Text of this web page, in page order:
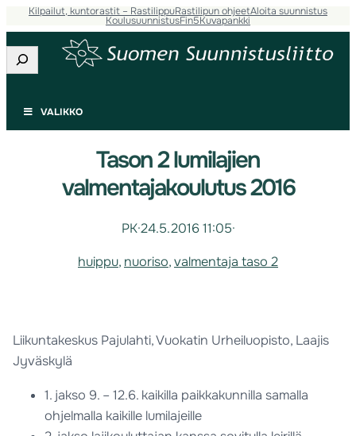
Kilpailut, kuntorastit – RastilippuRastilipun ohjeetAloita suunnistus
KoulusuunnistusFin5Kuvapankki
Etsi
VALIKKO
Tason 2 lumilajien
valmentajakoulutus 2016
PK·24.5.2016 11:05·
huippu, nuoriso, valmentaja taso 2
Liikuntakeskus Pajulahti, Vuokatin Urheiluopisto, Laajis
Jyväskylä
1. jakso 9. – 12.6. kaikilla paikkakunnilla samalla
ohjelmalla kaikille lumilajeille